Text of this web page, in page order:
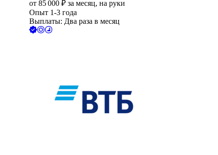
от 85 000 ₽ за месяц, на руки
Опыт 1-3 года
Выплаты: Два раза в месяц